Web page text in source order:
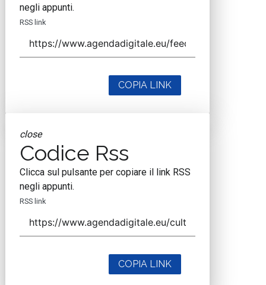
negli appunti.
RSS link
COPIA LINK
close
Codice Rss
Clicca sul pulsante per copiare il link RSS
negli appunti.
RSS link
COPIA LINK